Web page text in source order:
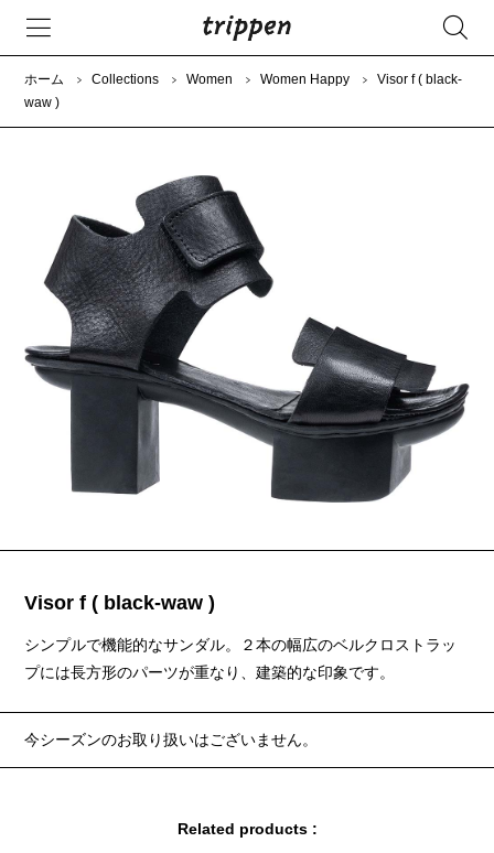
ホーム Collections Women Women Happy
Visor f ( black-
waw )
Visor f ( black-waw )
シンプルで機能的なサンダル。２本の幅広のベルクロストラッ
プには長方形のパーツが重なり、建築的な印象です。
今シーズンのお取り扱いはございません。
Related products :